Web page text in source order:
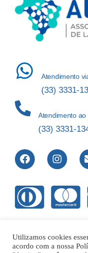
Atendimento
(33) 3331-
Atendimento ao
(33) 3331-
Utilizamos cookies
acordo com a nossa